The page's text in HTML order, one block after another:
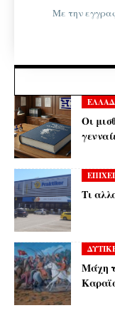
Με την
Οι
Τι
Μάχη